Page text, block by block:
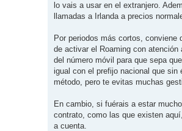
lo vais a usar en el extranjero.
llamadas a Irlanda a precios
Por periodos más cortos,
de activar el Roaming con
del número móvil para que sepa
igual con el prefijo nacional que
método, pero te evitas muchas
En cambio, si fuérais a estar
contrato, como las que existen
a cuenta.